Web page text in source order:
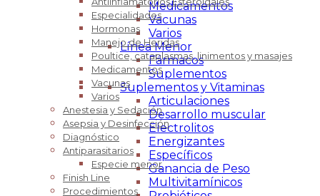
Medicamentos
Vacunas
Varios
Línea Menor
Fármacos
Suplementos
Suplementos y Vitaminas
Articulaciones
Desarrollo muscular
Electrolitos
Energizantes
Específicos
Ganancia de Peso
Multivitamínicos
Especialidades
Hormonas
Manejo de Heridas
Poultice, cataplasmas, linimentos y masajes
Medicamentos
Vacunas
Varios
Anestesia y Sedación
Asepsia y Desinfección
Diagnóstico
Antiparasitarios
Especie menor
Finish Line
Procedimientos